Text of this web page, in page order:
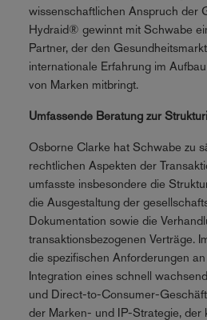
wissenschaftlichen Anspruch der
Hydraid® gewinnt mit Schwabe
Partner, der den
internationale Erfahrung im
von Marken mitbringt.
Umfassende Beratung zur
Osborne Clarke hat Schwabe zu
rechtlichen Aspekten der
umfasste insbesondere die
die Ausgestaltung der
Dokumentation sowie die
transaktionsbezogenen Verträge.
die spezifischen Anforderungen
Integration eines schnell
und Direct-to-Consumer-
der Marken- und IP-Strategie, der